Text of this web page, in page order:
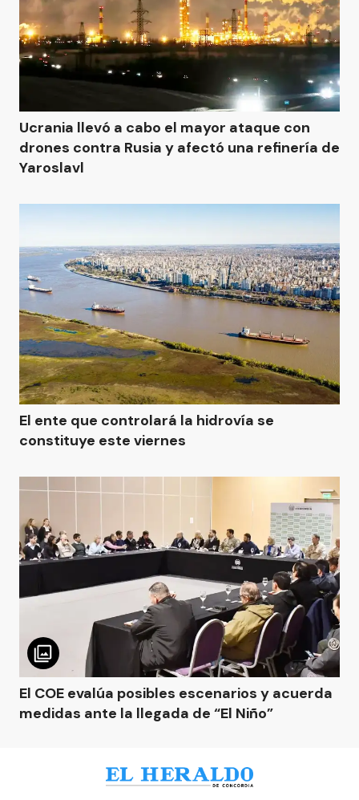
Ucrania llevó a cabo el mayor ataque con
drones contra Rusia y afectó una refinería de
Yaroslavl
El ente que controlará la hidrovía se
constituye este viernes
El COE evalúa posibles escenarios y acuerda
medidas ante la llegada de “El Niño”